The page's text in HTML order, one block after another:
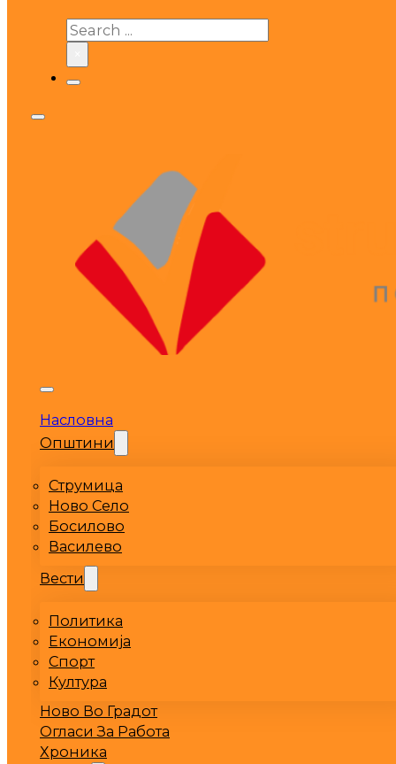
Search
Насловна
Општини
Струмица
Ново Село
Босилово
Василево
Вести
Политика
Економија
Спорт
Култура
Ново Во Градот
Огласи За Работа
Хроника